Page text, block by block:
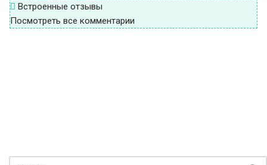
Встроенные отзывы
Посмотреть все комментарии